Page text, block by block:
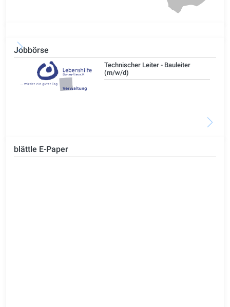
Jobbörse
Technischer Leiter - Bauleiter
(m/w/d)
blättle E-Paper